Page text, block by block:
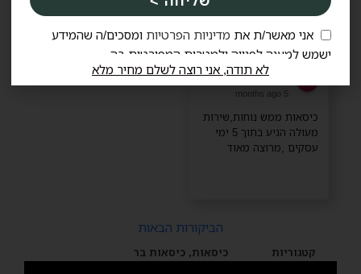
בחום
יפעת בורגאוקר
5 months ago
כיסאות ממש נוחות,שירות
מעולה הגיע בתוך 5 ימי
עסקים ,מרוצה מאוד
הביקורות הבאות
קטגוריות כיסאות, כיסאות בר
אני מאשר/ת את מדיניות הפרטיות ומסכים/ה שהמידע
ישמש למענה לפנייה ולמטרות המפורטות בה
לא תודה, אני רוצה לשלם מחיר מלא